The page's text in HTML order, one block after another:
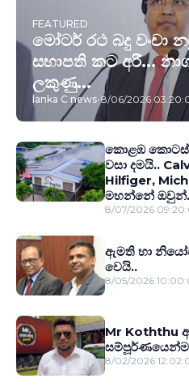
FEATURED
මෝටර් රථ බදු වංචා
සභාපති කට අරී...
ලකුණු...
lanka C news-8/06/2026
කොළඹ කොටස්
වසා දමයි..
Hilfiger,
මහන්නේ
8/07/2026
ඇමති හා
වෙයි..
8/05/2026
Mr Koththu
සම්පූර්ණයෙන්ම
8/02/2026